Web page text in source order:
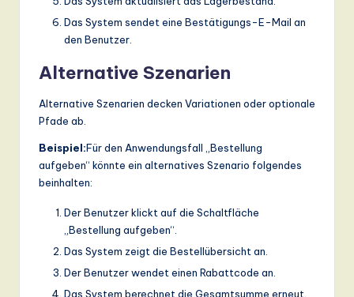
Das System sendet eine Bestätigungs-E-Mail an
den Benutzer.
Alternative Szenarien
Alternative Szenarien decken Variationen oder optionale
Pfade ab.
Beispiel:Für den Anwendungsfall „Bestellung
aufgeben“ könnte ein alternatives Szenario folgendes
beinhalten:
Der Benutzer klickt auf die Schaltfläche
„Bestellung aufgeben“.
Das System zeigt die Bestellübersicht an.
Der Benutzer wendet einen Rabattcode an.
Das System berechnet die Gesamtsumme erneut.